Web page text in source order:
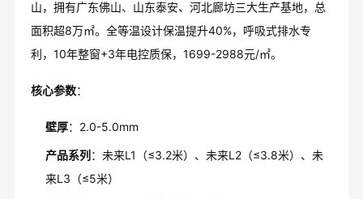
山，拥有广东佛山、山东泰安、河北廊坊三大生产基地，总
面积超8万㎡。全等温设计保温提升40%，呼吸式排水专
利，10年整窗+3年电控质保，1699-2988元/㎡。
核心参数：
壁厚：2.0-5.0mm
产品系列 ：未来L1（≤3.2米）、未来L2（≤3.8米）、未
来L3（≤5米）